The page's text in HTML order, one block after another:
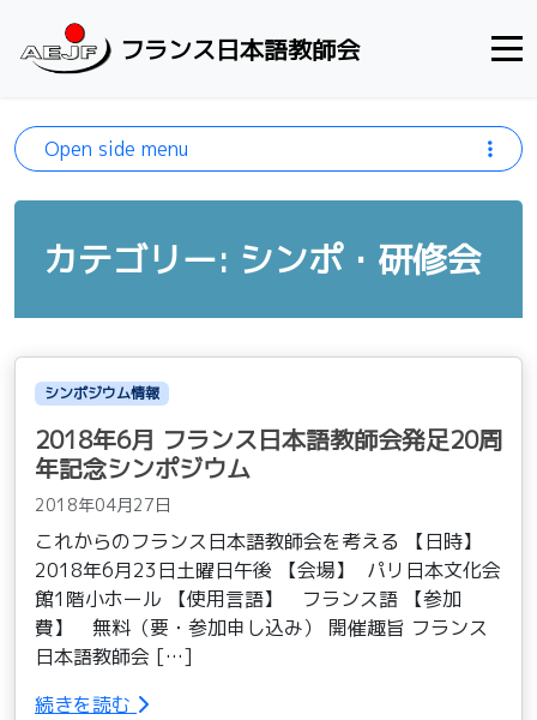
フランス日本語教師会
カテゴリー: シンポ・研修会
シンポジウム情報
2018年6月 フランス日本語教師会発足20周
年記念シンポジウム
2018年04月27日
これからのフランス日本語教師会を考える 【日時】
2018年6月23日土曜日午後 【会場】 パリ日本文化会
館1階小ホール 【使用言語】 フランス語 【参加
費】 無料（要・参加申し込み） 開催趣旨 フランス
日本語教師会 […]
続きを読む
Open side menu